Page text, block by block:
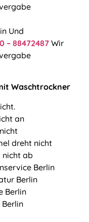
Und
– 88472487 Wir
Waschtrockner
an
dreht nicht
nicht ab
Berlin
Berlin
Berlin